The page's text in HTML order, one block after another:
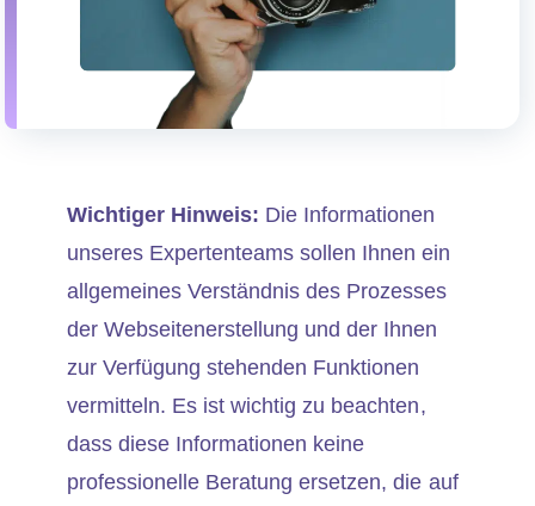
Wichtiger Hinweis: Die Informationen
unseres Expertenteams sollen Ihnen ein
allgemeines Verständnis des Prozesses
der Webseitenerstellung und der Ihnen
zur Verfügung stehenden Funktionen
vermitteln. Es ist wichtig zu beachten,
dass diese Informationen keine
professionelle Beratung ersetzen, die auf